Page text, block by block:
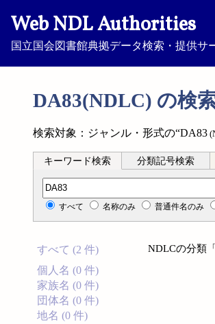
Web NDL Authorities
国立国会図書館典拠データ検索・提供サ
DA83(NDLC) の検
検索対象：ジャンル・形式の“DA83
キーワード検索 分類記号検索
分類記号検索
すべて 名称のみ 普通件名のみ
すべて (2 件)
個人名 (0 件)
家族名 (0 件)
団体名 (0 件)
地名 (0 件)
NDLCの分類